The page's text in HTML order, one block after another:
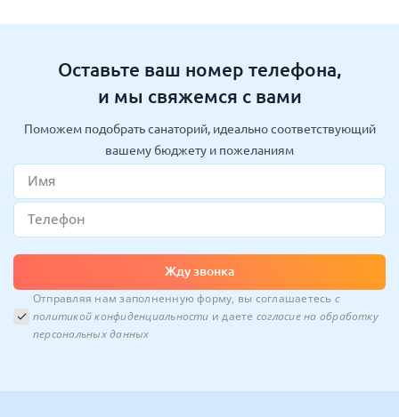
Оставьте ваш номер телефона,
и мы свяжемся с вами
Поможем подобрать санаторий, идеально соответствующий
вашему бюджету и пожеланиям
Жду звонка
Отправляя нам заполненную форму, вы соглашаетесь с
политикой конфиденциальности и даете согласие на обработку
персональных данных